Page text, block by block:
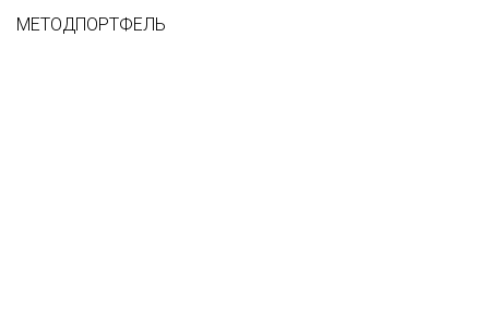
МЕТОДПОРТФЕЛЬ